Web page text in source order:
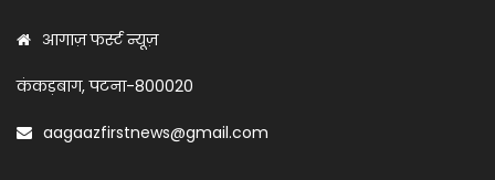
आगाज़ फर्स्ट न्यूज़
कंकड़बाग, पटना-800020
aagaazfirstnews@gmail.com